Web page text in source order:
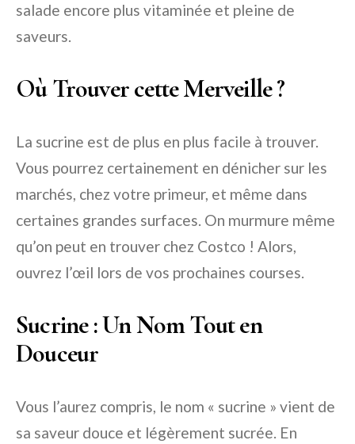
salade encore plus vitaminée et pleine de
saveurs.
Où Trouver cette Merveille ?
La sucrine est de plus en plus facile à trouver.
Vous pourrez certainement en dénicher sur les
marchés, chez votre primeur, et même dans
certaines grandes surfaces. On murmure même
qu’on peut en trouver chez Costco ! Alors,
ouvrez l’œil lors de vos prochaines courses.
Sucrine : Un Nom Tout en
Douceur
Vous l’aurez compris, le nom « sucrine » vient de
sa saveur douce et légèrement sucrée. En